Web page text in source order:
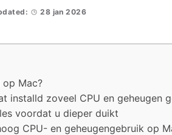
28 jan 2026
op Mac?
installd zoveel CPU en geheugen
voordat u dieper duikt
CPU- en geheugengebruik op